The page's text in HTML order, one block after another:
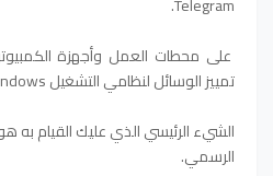
Telegram.
على محطات العمل وأجهزة
تمييز الوسائل لنظامي التشغيل Windows و Mac OS. ماذا عن نرى :
الرسمي.